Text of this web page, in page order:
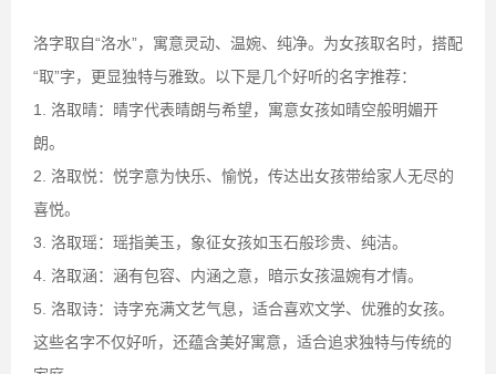
洛字取自“洛水”，寓意灵动、温婉、纯净。为女孩取名时，搭配
“取”字，更显独特与雅致。以下是几个好听的名字推荐：
1. 洛取晴：晴字代表晴朗与希望，寓意女孩如晴空般明媚开
朗。
2. 洛取悦：悦字意为快乐、愉悦，传达出女孩带给家人无尽的
喜悦。
3. 洛取瑶：瑶指美玉，象征女孩如玉石般珍贵、纯洁。
4. 洛取涵：涵有包容、内涵之意，暗示女孩温婉有才情。
5. 洛取诗：诗字充满文艺气息，适合喜欢文学、优雅的女孩。
这些名字不仅好听，还蕴含美好寓意，适合追求独特与传统的